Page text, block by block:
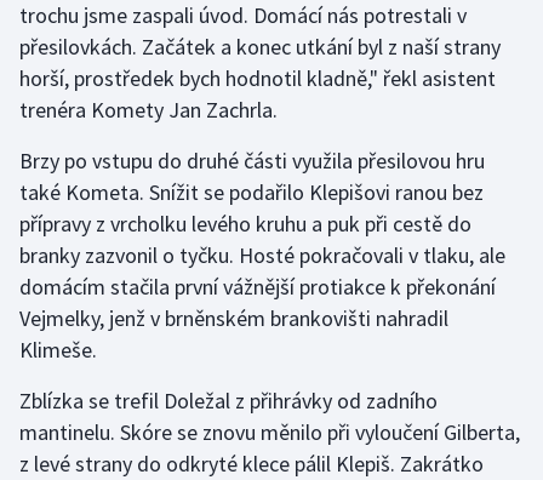
Rychlobruslení
Rychlostní kanoistika
Short track
Sportovní střelba
Stolní tenis
Triatlon
Veslování
Vodní slalom
trochu jsme zaspali úvod. Domácí nás potrestali v
přesilovkách. Začátek a konec utkání byl z naší strany
horší, prostředek bych hodnotil kladně," řekl asistent
trenéra Komety Jan Zachrla.
Brzy po vstupu do druhé části využila přesilovou hru
také Kometa. Snížit se podařilo Klepišovi ranou bez
přípravy z vrcholku levého kruhu a puk při cestě do
branky zazvonil o tyčku. Hosté pokračovali v tlaku, ale
domácím stačila první vážnější protiakce k překonání
Vejmelky, jenž v brněnském brankovišti nahradil
Klimeše.
Zblízka se trefil Doležal z přihrávky od zadního
mantinelu. Skóre se znovu měnilo při vyloučení Gilberta,
z levé strany do odkryté klece pálil Klepiš. Zakrátko